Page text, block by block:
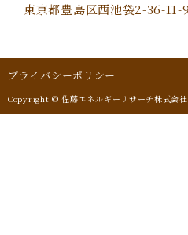
東京都豊島区西池袋2-36-11-
プライバシーポリシー
Copyright © 佐藤エネルギーリサーチ株式